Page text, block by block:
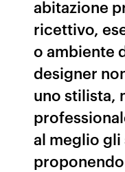
abitazione
ricettivo,
o ambiente
designer
uno stilista,
al meglio